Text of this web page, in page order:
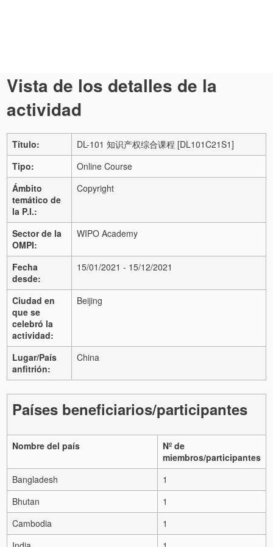
Vista de los detalles de la
actividad
Título:
DL-101 知识产权综合课程 [DL101C21S1]
Tipo:
Online Course
Ámbito
temático de
la P.I.:
Copyright
Sector de la
OMPI:
WIPO Academy
Fecha
desde:
15/01/2021 - 15/12/2021
Ciudad en
que se
celebró la
actividad:
Beijing
Lugar/País
anfitrión:
China
Países beneficiarios/participantes
Nombre del país
Nº de
miembros/participantes
Bangladesh
1
Bhutan
1
Cambodia
1